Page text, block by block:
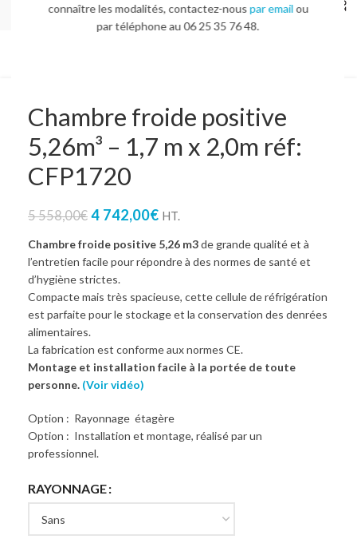
connaître les modalités, contactez-nouspar emailou
par téléphone au 06 25 35 76 48.
Chambre froide positive
5,26m³ – 1,7 m x 2,0m réf:
CFP1720
5 558,00€ 4 742,00€ HT.
Chambre froide positive 5,26 m3de grande qualité et à
l’entretien facile pour répondre à des normes de santé et
d’hygiène strictes.
Compacte mais très spacieuse, cette cellule de réfrigération
est parfaite pour le stockage et la conservation des denrées
alimentaires.
La fabrication est conforme aux normes CE.
Montage et installation facile à la portée de toute
personne. (Voir vidéo)
Option : Rayonnage étagère
Option : Installation et montage, réalisé par un
professionnel.
RAYONNAGE